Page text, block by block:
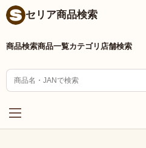
セリア商品検索
商品検索商品一覧カテゴリ 店舗検索